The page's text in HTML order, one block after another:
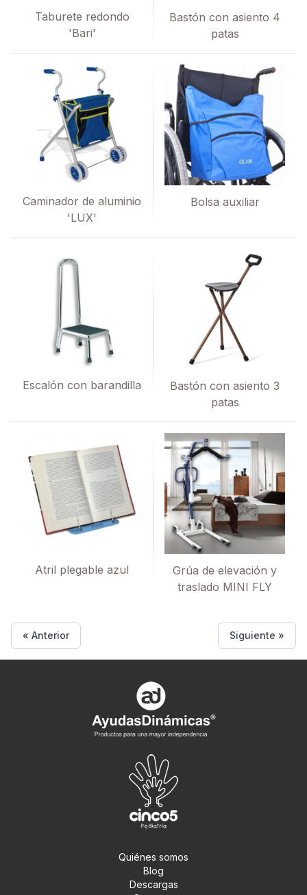
Taburete redondo
'Bari'
Bastón con asiento 4
patas
Caminador de aluminio
'LUX'
Bolsa auxiliar
Escalón con barandilla
Bastón con asiento 3
patas
Atril plegable azul
Grúa de elevación y
traslado MINI FLY
« Anterior Siguiente »
Quiénes somos
Blog
Descargas